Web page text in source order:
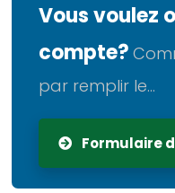
Vous voulez
compte?
par remplir le...
Formulaire